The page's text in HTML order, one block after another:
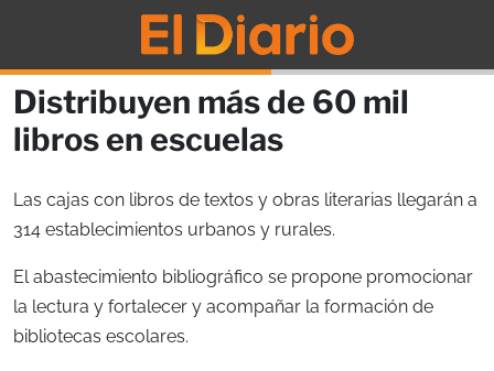
Distribuyen más de 60 mil
libros en escuelas
Las cajas con libros de textos y obras literarias llegarán a
314 establecimientos urbanos y rurales.
El abastecimiento bibliográfico se propone promocionar
la lectura y fortalecer y acompañar la formación de
bibliotecas escolares.